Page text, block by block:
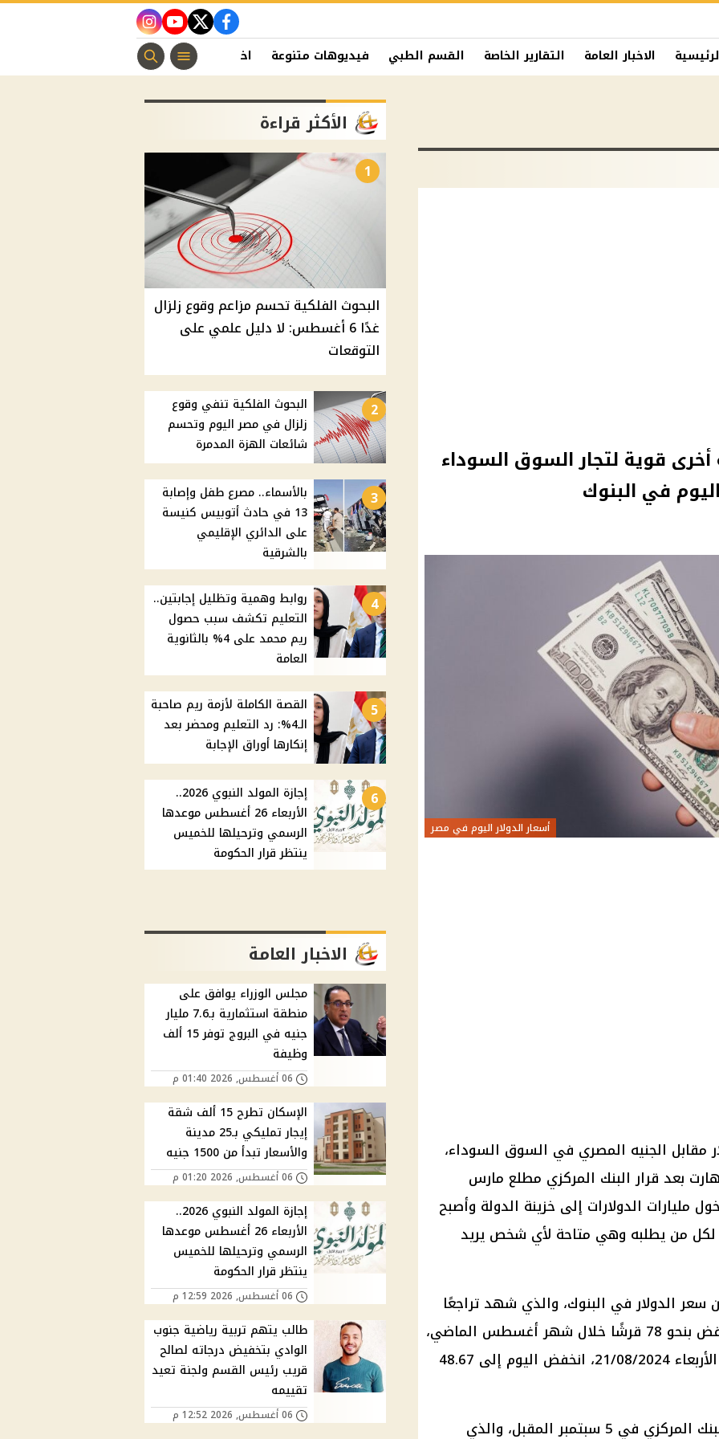
facebook
twitter
youtube
instagram
الاخبار العامة التقارير الخاصة القسم الطبي فيديوهات متنوعة اخبار الفن منوعات مسيحية
أخرى قوية لتجار السوق السوداء
في البنوك
أسعار الدولار اليوم في مصر
مقابل الجنيه المصري في السوق السوداء،
بعد قرار البنك المركزي مطلع مارس
الدولارات إلى خزينة الدولة وأصبح
لكل من يطلبه وهي متاحة لأي شخص يريد
سعر الدولار في البنوك، والذي شهد تراجعًا
وفقًا لآخر تحديث مصرفي، حيث انخفض بنحو 78 قرشًا خلال شهر أغسطس الماضي،
بعد أن سجل نحو 49.45 جنيهًا يوم الأربعاء 21/08/2024، انخفض اليوم إلى 48.67
ويأتي ذلك قبيل الاجتماع القادم للبنك المركزي في 5 سبتمبر المقبل، والذي
الأكثر قراءة
1
البحوث الفلكية تحسم مزاعم وقوع زلزال
غدًا 6 أغسطس: لا دليل علمي على
التوقعات
2
البحوث الفلكية تنفي وقوع
زلزال في مصر اليوم وتحسم
شائعات الهزة المدمرة
3
بالأسماء.. مصرع طفل وإصابة
13 في حادث أتوبيس كنيسة
على الدائري الإقليمي
بالشرقية
4
روابط وهمية وتظليل إجابتين..
التعليم تكشف سبب حصول
ريم محمد على 4% بالثانوية
العامة
5
القصة الكاملة لأزمة ريم صاحبة
الـ4%: رد التعليم ومحضر بعد
إنكارها أوراق الإجابة
6
إجازة المولد النبوي 2026..
الأربعاء 26 أغسطس موعدها
الرسمي وترحيلها للخميس
ينتظر قرار الحكومة
الاخبار العامة
مجلس الوزراء يوافق على
منطقة استثمارية بـ7.6 مليار
جنيه في البروج توفر 15 ألف
وظيفة
06 أغسطس, 2026 01:40 م
الإسكان تطرح 15 ألف شقة
إيجار تمليكي بـ25 مدينة
والأسعار تبدأ من 1500 جنيه
06 أغسطس, 2026 01:20 م
إجازة المولد النبوي 2026..
الأربعاء 26 أغسطس موعدها
الرسمي وترحيلها للخميس
ينتظر قرار الحكومة
06 أغسطس, 2026 12:59 م
طالب يتهم تربية رياضية جنوب
الوادي بتخفيض درجاته لصالح
قريب رئيس القسم ولجنة تعيد
تقييمه
06 أغسطس, 2026 12:52 م